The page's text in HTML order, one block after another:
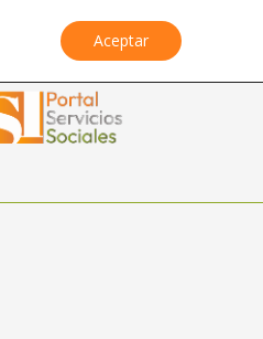
Aceptar